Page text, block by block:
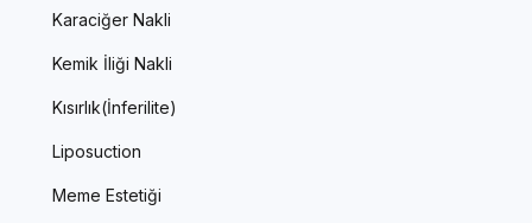
Karaciğer Nakli
Kemik İliği Nakli
Kısırlık(İnferilite)
Liposuction
Meme Estetiği